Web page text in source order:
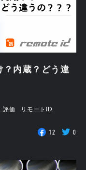
内蔵？どう違
評価
リモートID
12 0